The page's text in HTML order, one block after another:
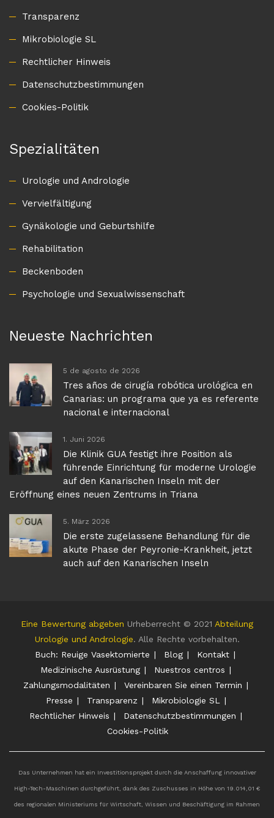
Transparenz
Mikrobiologie SL
Rechtlicher Hinweis
Datenschutzbestimmungen
Cookies-Politik
Spezialitäten
Urologie und Andrologie
Vervielfältigung
Gynäkologie und Geburtshilfe
Rehabilitation
Beckenboden
Psychologie und Sexualwissenschaft
Neueste Nachrichten
5 de agosto de 2026
Tres años de cirugía robótica urológica en
Canarias: un programa que ya es referente
nacional e internacional
1. Juni 2026
Die Klinik GUA festigt ihre Position als
führende Einrichtung für moderne Urologie
auf den Kanarischen Inseln mit der
Eröffnung eines neuen Zentrums in Triana
5. März 2026
Die erste zugelassene Behandlung für die
akute Phase der Peyronie-Krankheit, jetzt
auch auf den Kanarischen Inseln
Eine Bewertung abgeben Urheberrecht © 2021 Abteilung
Urologie und Andrologie. Alle Rechte vorbehalten.
Buch: Reuige Vasektomierte
Blog
Kontakt
Medizinische Ausrüstung
Nuestros centros
Zahlungsmodalitäten
Vereinbaren Sie einen Termin
Presse
Transparenz
Mikrobiologie SL
Rechtlicher Hinweis
Datenschutzbestimmungen
Cookies-Politik
Das Unternehmen hat ein Investitionsprojekt durch die Anschaffung innovativer
High-Tech-Maschinen durchgeführt, dank des Zuschusses in Höhe von 19.014,01 €
des regionalen Ministeriums für Wirtschaft, Wissen und Beschäftigung im Rahmen